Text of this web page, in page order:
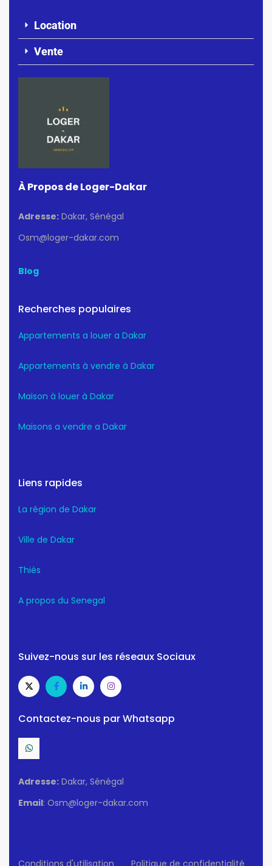
Location
Vente
À Propos de Loger-Dakar
Adresse: Dakar, Sénégal
Osm@loger-dakar.com
Blog
Recherches populaires
Appartements a louer a Dakar
Appartements à vendre à Dakar
Maison à louer à Dakar
Maisons a vendre a Dakar
Liens rapides
La région de Dakar
Ville de Dakar
Thiès
A propos du Senegal
Suivez-nous sur les réseaux Sociaux
Contactez-nous par Whatsapp
Adresse: Dakar, Sénégal
Email: Osm@loger-dakar.com
Conditions d'utilisation Politique de confidentialité